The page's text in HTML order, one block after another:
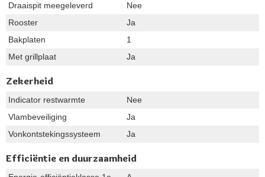
Draaispit meegeleverd
Nee
Rooster
Ja
Bakplaten
1
Met grillplaat
Ja
Zekerheid
Indicator restwarmte
Nee
Vlambeveiliging
Ja
Vonkontstekingssysteem
Ja
Efficiëntie en duurzaamheid